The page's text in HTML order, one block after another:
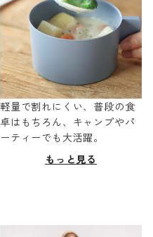
軽量で割れにくい、普段の食
卓はもちろん、キャンプやパ
ーティーでも大活躍。
もっと見る